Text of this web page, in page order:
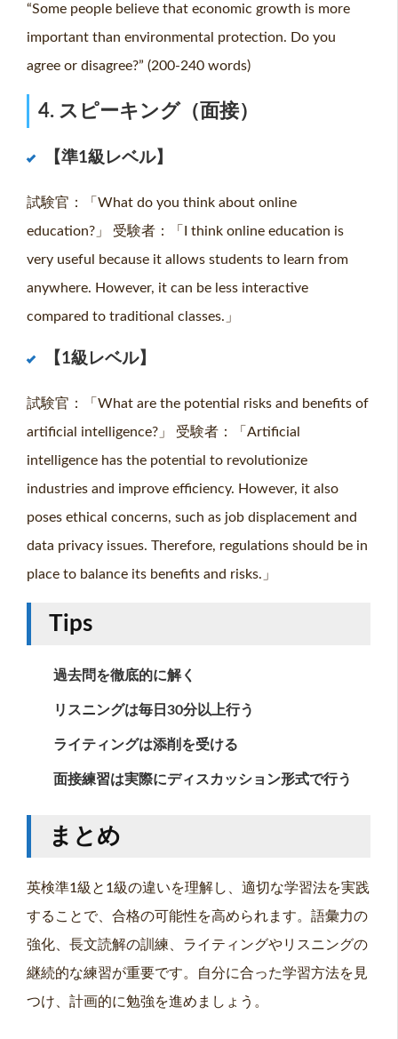
“Some people believe that economic growth is more
important than environmental protection. Do you
agree or disagree?” (200-240 words)
4. スピーキング（面接）
【準1級レベル】
試験官：「What do you think about online
education?」 受験者：「I think online education is
very useful because it allows students to learn from
anywhere. However, it can be less interactive
compared to traditional classes.」
【1級レベル】
試験官：「What are the potential risks and benefits of
artificial intelligence?」 受験者：「Artificial
intelligence has the potential to revolutionize
industries and improve efficiency. However, it also
poses ethical concerns, such as job displacement and
data privacy issues. Therefore, regulations should be in
place to balance its benefits and risks.」
Tips
過去問を徹底的に解く
リスニングは毎日30分以上行う
ライティングは添削を受ける
面接練習は実際にディスカッション形式で行う
まとめ
英検準1級と1級の違いを理解し、適切な学習法を実践
することで、合格の可能性を高められます。語彙力の
強化、長文読解の訓練、ライティングやリスニングの
継続的な練習が重要です。自分に合った学習方法を見
つけ、計画的に勉強を進めましょう。